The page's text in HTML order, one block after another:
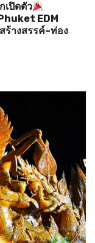
เปิดตัว
EDM
ร้างสรรค์–ท่อง